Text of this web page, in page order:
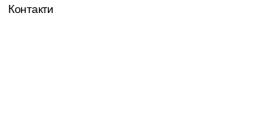
Контакти